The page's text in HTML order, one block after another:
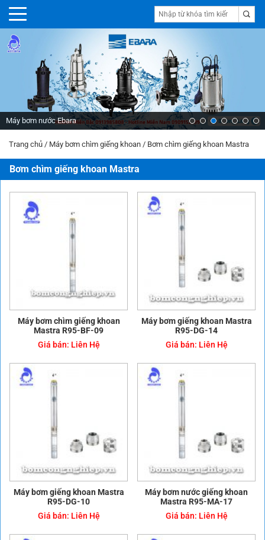
Máy bơm nước Ebara
Trang chủ / Máy bơm chìm giếng khoan / Bơm chìm giếng khoan Mastra
Bơm chìm giếng khoan Mastra
Máy bơm chìm giếng khoan
Mastra R95-BF-09
Giá bán: Liên Hệ
Máy bơm giếng khoan Mastra
R95-DG-14
Giá bán: Liên Hệ
Máy bơm giếng khoan Mastra
R95-DG-10
Giá bán: Liên Hệ
Máy bơm nước giếng khoan
Mastra R95-MA-17
Giá bán: Liên Hệ